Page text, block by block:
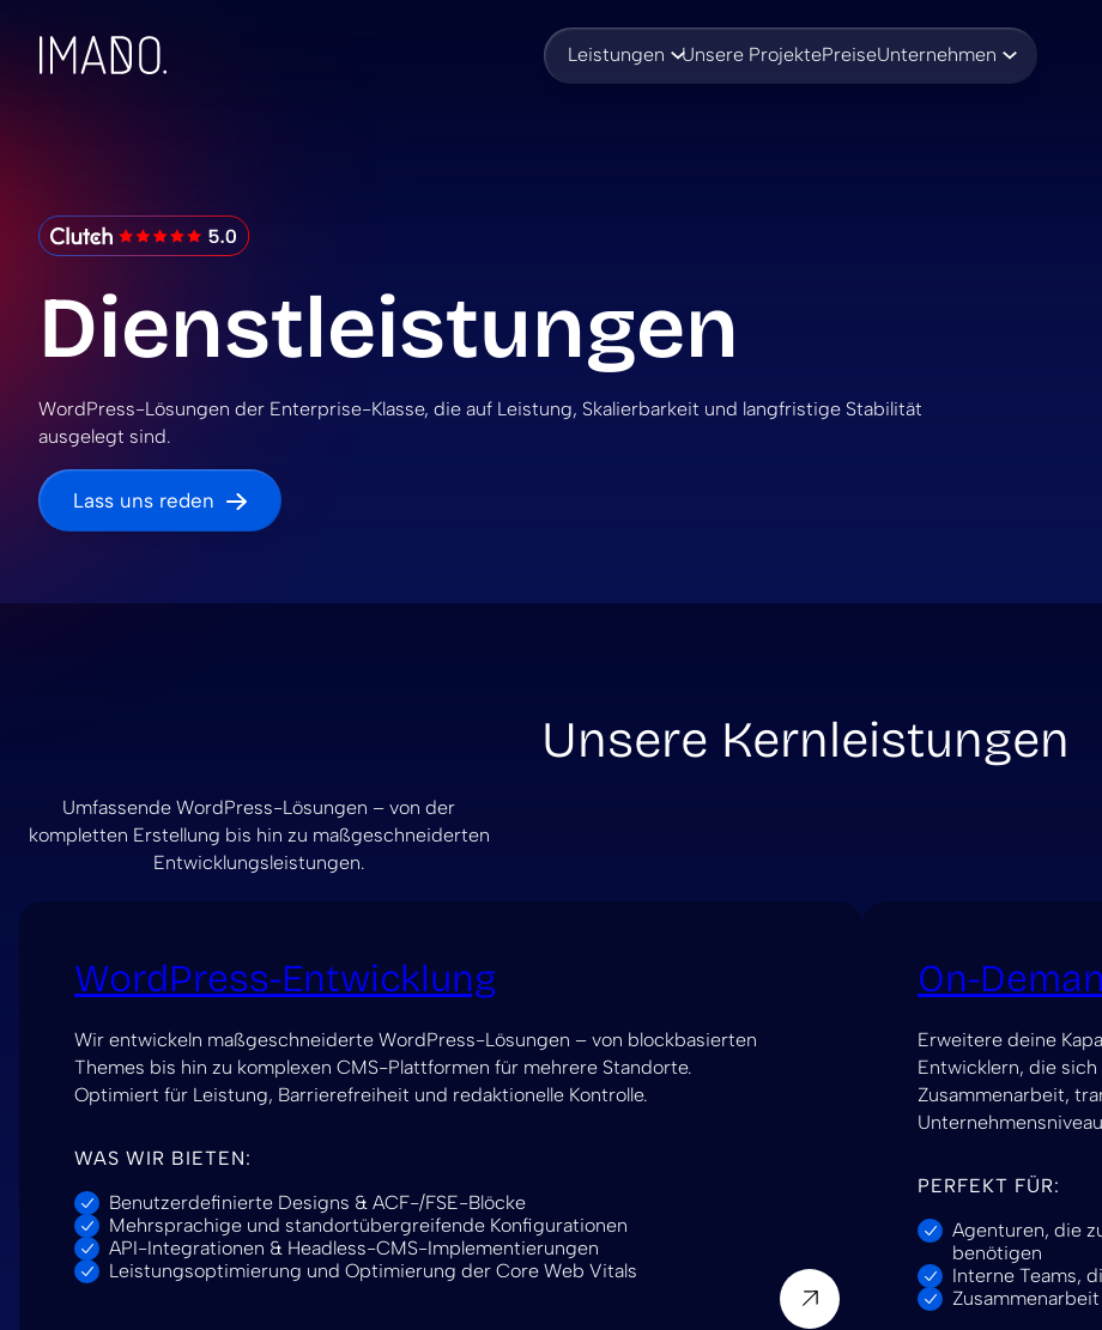
Leistungen
Unsere ProjektePreiseUnternehmen
IMADO Reviews
Dienstleistungen
WordPress-Lösungen der Enterprise-Klasse, die auf Leistung, Skalierbarkeit und langfristige Stabilität
ausgelegt sind.
Lass uns reden
Unsere Kernleistungen
Umfassende WordPress-Lösungen – von der
kompletten Erstellung bis hin zu maßgeschneiderten
Entwicklungsleistungen.
WordPress-Entwicklung
Wir entwickeln maßgeschneiderte WordPress-Lösungen – von blockbasierten
Themes bis hin zu komplexen CMS-Plattformen für mehrere Standorte.
Optimiert für Leistung, Barrierefreiheit und redaktionelle Kontrolle.
WAS WIR BIETEN:
Benutzerdefinierte Designs & ACF-/FSE-Blöcke
Mehrsprachige und standortübergreifende Konfigurationen
API-Integrationen & Headless-CMS-Implementierungen
Leistungsoptimierung und Optimierung der Core Web Vitals
On-
Erweitere deine
Entwicklern, die
Zusammenarbeit,
PERFEKT FÜR:
Agenturen, die
benötigen
Interne Teams,